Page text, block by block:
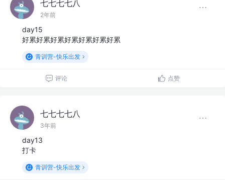
七七七七八
2年前
day15
好累好累好累好累好累好累好累
青训营-快乐出发
评论 点赞
七七七七八
3年前
day13
打卡
青训营-快乐出发